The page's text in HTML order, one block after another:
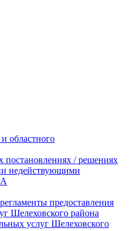
областного
постановлениях / решениях
недействующими
предоставления
Шелеховского района
услуг Шелеховского